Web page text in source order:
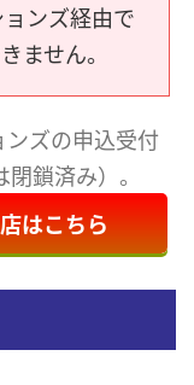
ンズ経由で
ません。
ズの申込受付
鎖済み）。
はこちら